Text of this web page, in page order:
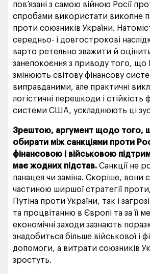
пов’язані з самою війною Росії
спробами використати викопне
проти союзників України.
середньо- і довгострокові
варто ретельно зважити й
занепокоєння з приводу того, що
змінюють світову фінансову
виправданими, але практичні
логістичні перешкоди і стійкість
системи США, ускладнюють ці
Зрештою, аргумент щодо того,
обирати між санкціями проти
фінансовою і військовою
має жодних підстав. Санкції не
панацея чи заміна. Скоріше, вони
частиною ширшої стратегії
Путіна проти України, так і
та процвітанню в Європі та за її
економічні заходи зазнають
знадобиться більше військової і
допомоги, а витрати союзників
зростуть.